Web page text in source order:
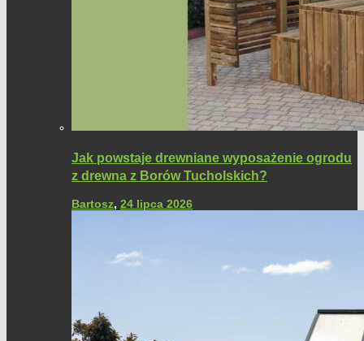
Jak powstaje drewniane wyposażenie ogrodu
z drewna z Borów Tucholskich?
Bartosz, 24 lipca 2026